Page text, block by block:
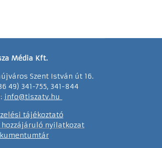
Média Kft.
Szent István út 16.
49) 341-755, 341-844
info@tiszatv.hu
tájékoztató
hozzájáruló nyilatkozat